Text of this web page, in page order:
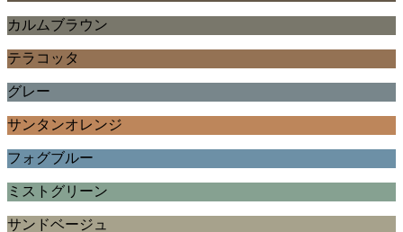
カルムブラウン
テラコッタ
グレー
サンタンオレンジ
フォグブルー
ミストグリーン
サンドベージュ